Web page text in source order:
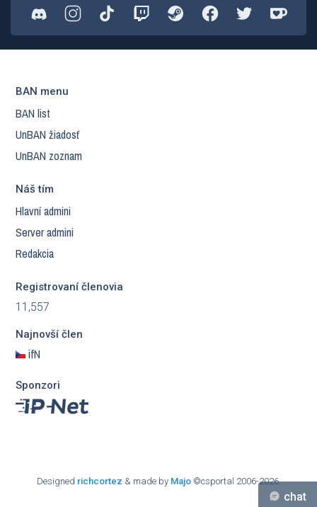
BAN menu
BAN list
UnBAN žiadosť
UnBAN zoznam
Náš tím
Hlavní admini
Server admini
Redakcia
Registrovaní členovia
11,557
Najnovší člen
ifN
Sponzori
Designed richcortez & made by Majo©csportal 2006-2026.
chat